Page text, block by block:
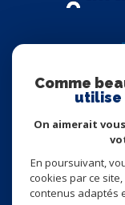
© 2026 | TOUS
NOS HONORAIRES
Comme
utilise
On aimerait
En poursuivant,
cookies par ce
contenus adaptés